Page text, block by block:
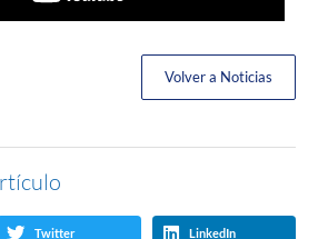
Volver a Noticias
Twitter LinkedIn